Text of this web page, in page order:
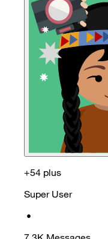
+54 plus
Super User
•